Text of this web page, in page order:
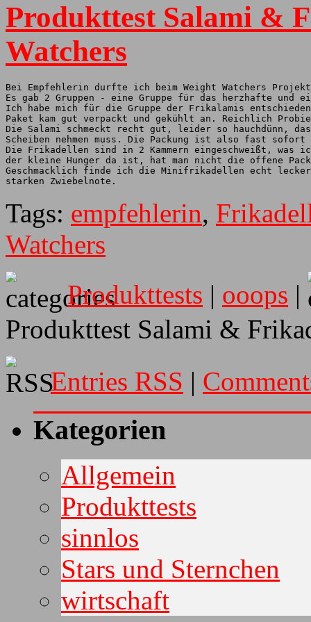
Produkttest Salami &
Watchers
Bei Empfehlerin durfte ich beim Weight Watchers
Es gab 2 Gruppen - eine Gruppe für das herzhafte und
Ich habe mich für die Gruppe der Frikalamis
Paket kam gut verpackt und gekühlt an. Reichlich
Die Salami schmeckt recht gut, leider so hauchdünn,
Scheiben nehmen muss. Die Packung ist also fast
Die Frikadellen sind in 2 Kammern eingeschweißt, was
der kleine Hunger da ist, hat man nicht die offene
Geschmacklich finde ich die Minifrikadellen echt
starken Zwiebelnote.
Tags: empfehlerin,
Watchers
Produkttests | ooops |
Produkttest Salami &
Entries RSS |
Kategorien
Allgemein
Produkttests
sinnlos
Stars und Sternchen
wirtschaft